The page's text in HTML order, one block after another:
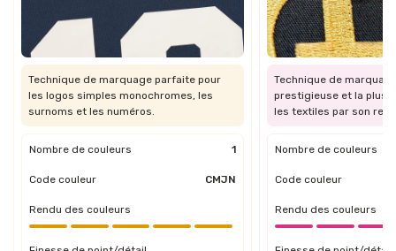
Technique de marquage parfaite pour
les logos simples monochromes, les
surnoms et les numéros.
Nombre de couleurs 1
Code couleur CMJN
Rendu des couleurs
Technique de
prestigieuse et la plus
les textiles par son
Nombre de couleurs
Code couleur
Rendu des couleurs